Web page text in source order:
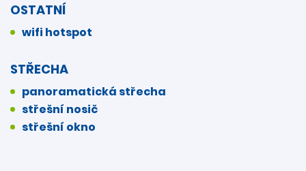
OSTATNÍ
wifi hotspot
STŘECHA
panoramatická střecha
střešní nosič
střešní okno